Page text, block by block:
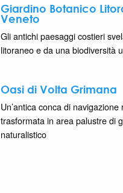
Giardino Botanico
Veneto
Gli antichi paesaggi costieri
litoraneo e da una biodiversità
Oasi di Volta Grimana
Un’antica conca di
trasformata in area palustre di
naturalistico